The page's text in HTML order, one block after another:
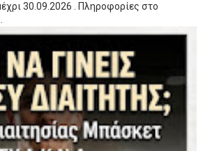
30.09.2026 . Πληροφορίες στο